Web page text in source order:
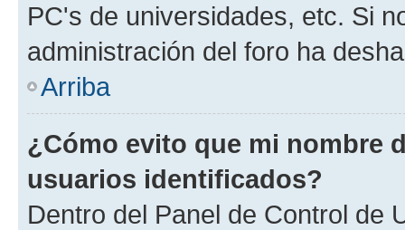
PC's de universidades, etc. Si
administración del foro ha
Arriba
¿Cómo evito que mi nombre
usuarios identificados?
Dentro del Panel de Control de